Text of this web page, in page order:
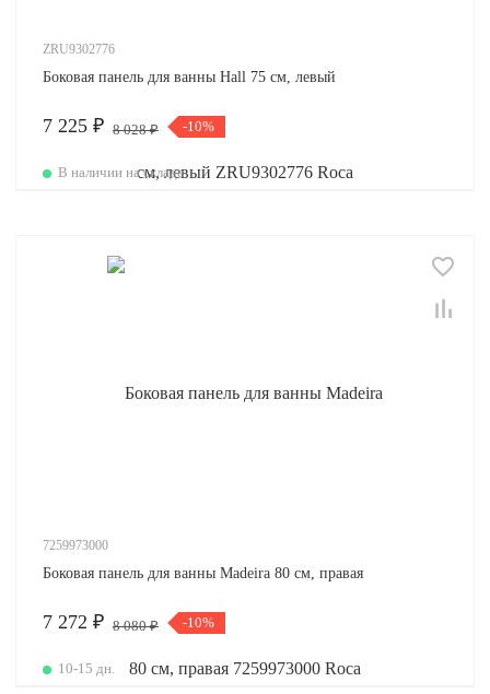
ZRU9302776
Боковая панель для ванны Hall 75 см, левый
7 225 ₽ 8 028 ₽ -10%
В наличии на складе
7259973000
Боковая панель для ванны Madeira 80 см, правая
7 272 ₽ 8 080 ₽ -10%
10-15 дн.